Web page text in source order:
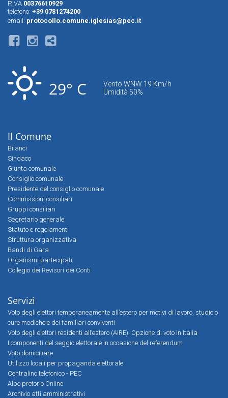
P.IVA 00376610929
telefono: +39 0781274200
email: protocollo.comune.iglesias@pec.it
29° C
Vento WNW 19 Km/h
Umidità 50%
Il Comune
Bilanci
Sindaco
Giunta comunale
Consiglio comunale
Presidente del consiglio comunale
Commissioni consiliari
Gruppi consiliari
Segretario generale
Statuto e regolamenti
Struttura organizzativa
Bandi di Gara
Organismi partecipati
Collegio dei Revisori dei Conti
Servizi
Voto degli elettori temporaneamente all’estero per motivi di lavoro, studio o
cure mediche e dei familiari conviventi
Voto degli elettori residenti all’estero (AIRE). Opzione di voto in Italia
I componenti del seggio elettorale in occasione del referendum
Voto domiciliare
Utilizzo locali per propaganda elettorale
Centralino telefonico - PEC
Albo pretorio Online
Archivio atti amministrativi